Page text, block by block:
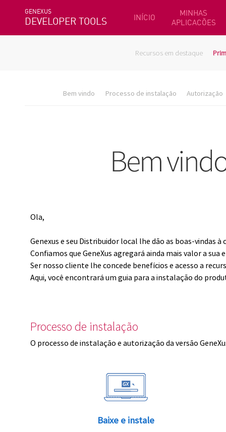
GENEXUS
DEVELOPER TOOLS INÍCIO
MINHAS
APLICACÕES
Recursos em destaque
Bem vindo Processo de instalação Autorização
Ola,
Genexus e seu Distribuidor local lhe dão as boas-vindas à
Confiamos que GeneXus agregará ainda mais valor a
Ser nosso cliente lhe concede benefícios e acesso a
Aqui, você encontrará um guia para a instalação do
Processo de instalação
O processo de instalação e autorização da versão
Baixe e instale